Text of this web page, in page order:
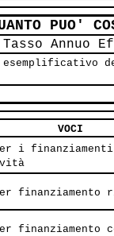
PUO'
Tasso Annuo
VOCI
i
finanziamento